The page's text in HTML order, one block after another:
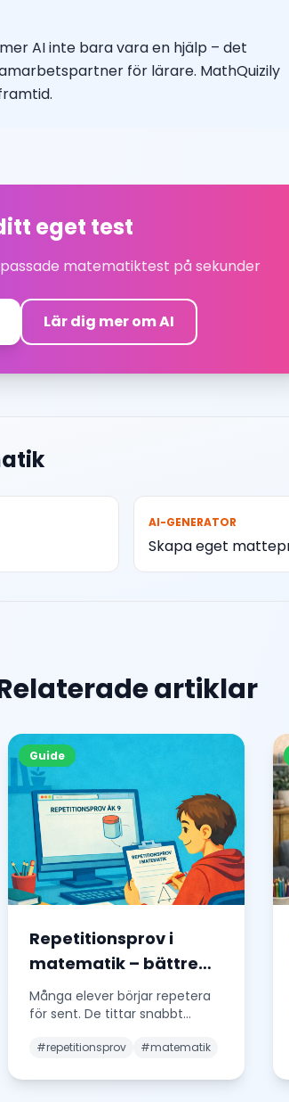
AI inte bara vara en hjälp – det
för lärare. MathQuizily
eget test
matematiktest på sekunder
Lär dig mer om AI
AI-GENERATOR
Skapa eget
artiklar
Guide
Repetitionsprov i
matematik – bättre
än sista-minuten-
plugg
Många elever börjar repetera
för sent. De tittar snabbt
försöker minnas met...
#repetitionsprov #matematik